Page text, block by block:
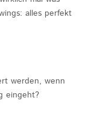
alles perfekt
werden, wenn
eingeht?